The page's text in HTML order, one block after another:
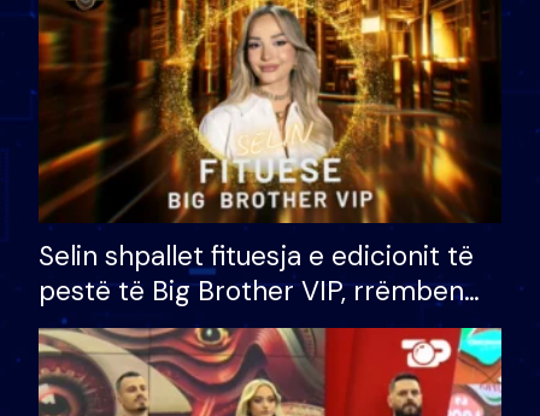
Selin shpallet fituesja e edicionit të
pestë të Big Brother VIP, rrëmben
çmimin e madh prej 100 mijë eurosh